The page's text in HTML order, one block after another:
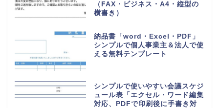
（FAX・ビジネス・A4・縦型の
横書き）
納品書「word・Excel・PDF」
シンプルで個人事業主＆法人で使
える無料テンプレート
シンプルで使いやすい会議スケジ
ュール表「エクセル・ワード編集
対応、PDFで印刷後に手書き対